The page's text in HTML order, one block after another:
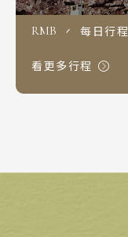
RMB 每日行程
看更多行程